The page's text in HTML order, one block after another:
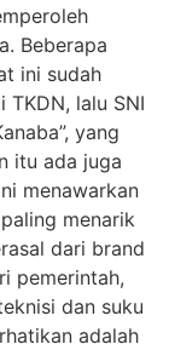
Beberapa
ini sudah
lalu SNI
yang
itu ada juga
menawarkan
menarik
dari brand
pemerintah,
dan suku
adalah